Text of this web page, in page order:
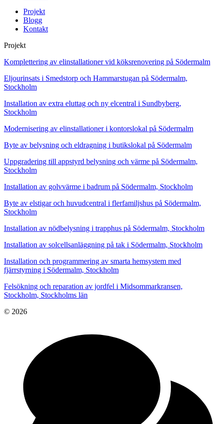
Projekt
Blogg
Kontakt
Projekt
Komplettering av elinstallationer vid köksrenovering på Södermalm
Eljourinsats i Smedstorp och Hammarstugan på Södermalm,
Stockholm
Installation av extra eluttag och ny elcentral i Sundbyberg,
Stockholm
Modernisering av elinstallationer i kontorslokal på Södermalm
Byte av belysning och eldragning i butikslokal på Södermalm
Uppgradering till appstyrd belysning och värme på Södermalm,
Stockholm
Installation av golvvärme i badrum på Södermalm, Stockholm
Byte av elstigar och huvudcentral i flerfamiljshus på Södermalm,
Stockholm
Installation av nödbelysning i trapphus på Södermalm, Stockholm
Installation av solcellsanläggning på tak i Södermalm, Stockholm
Installation och programmering av smarta hemsystem med
fjärrstyrning i Södermalm, Stockholm
Felsökning och reparation av jordfel i Midsommarkransen,
Stockholm, Stockholms län
© 2026